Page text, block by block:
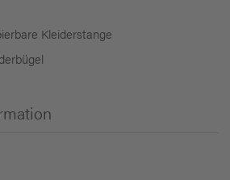
Kleiderstange